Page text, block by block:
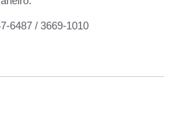
6487 / 3669-1010